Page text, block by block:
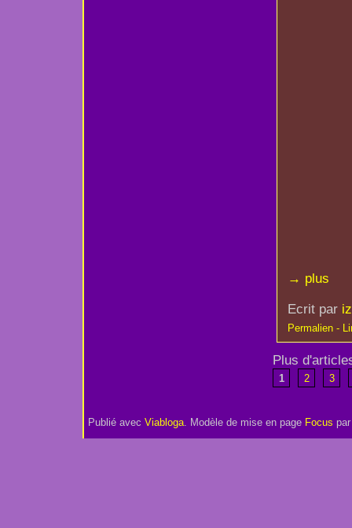
→ plus
Ecrit par
Permalien -
Plus
1 2 3
Publié avec Viabloga . Modèle de mise en page Focus